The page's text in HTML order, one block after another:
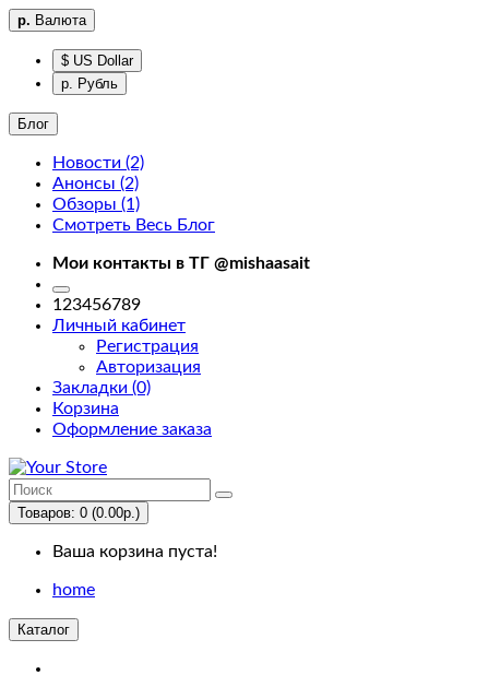
р. Валюта
$ US Dollar
р. Рубль
Блог
Новости (2)
Анонсы (2)
Обзоры (1)
Смотреть Весь Блог
Мои контакты в ТГ @mishaasait
123456789
Личный кабинет
Регистрация
Авторизация
Закладки (0)
Корзина
Оформление заказа
Товаров: 0 (0.00р.)
Ваша корзина пуста!
home
Каталог
Фильтры
Фильтры
home
Доставка
About
Us
Desktops